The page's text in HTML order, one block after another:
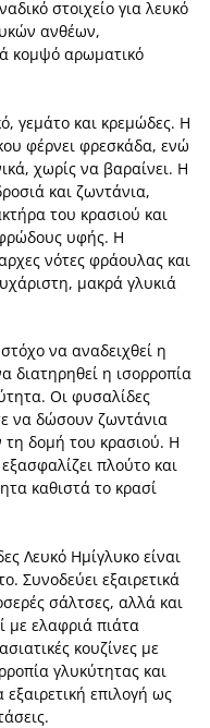
στοιχείο για λευκό
ανθέων,
κομψό αρωματικό
γεμάτο και κρεμώδες. Η
φέρνει φρεσκάδα, ενώ
χωρίς να βαραίνει. Η
και ζωντάνια,
του κρασιού και
υφής. Η
νότες φράουλας και
μακρά γλυκιά
να αναδειχθεί η
διατηρηθεί η ισορροπία
Οι φυσαλίδες
να δώσουν ζωντάνια
τη δομή του κρασιού. Η
πλούτο και
καθιστά το κρασί
Λευκό Ημίγλυκο είναι
Συνοδεύει εξαιρετικά
σάλτσες, αλλά και
με ελαφριά πιάτα
κουζίνες με
γλυκύτητας και
επιλογή ως